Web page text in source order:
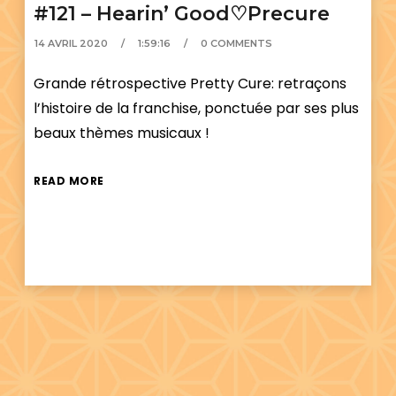
#121 – Hearin’ Good♡Precure
14 AVRIL 2020 1:59:16 0 COMMENTS
Grande rétrospective Pretty Cure: retraçons
l’histoire de la franchise, ponctuée par ses plus
beaux thèmes musicaux !
READ MORE